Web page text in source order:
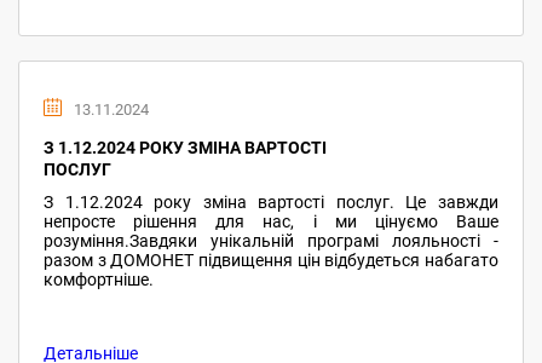
13.11.2024
З 1.12.2024 РОКУ ЗМІНА ВАРТОСТІ
ПОСЛУГ
З 1.12.2024 року зміна вартості послуг. Це завжди
непросте рішення для нас, і ми цінуємо Ваше
розуміння.Завдяки унікальній програмі лояльності -
разом з ДОМОНЕТ підвищення цін відбудеться набагато
комфортніше.
Детальніше